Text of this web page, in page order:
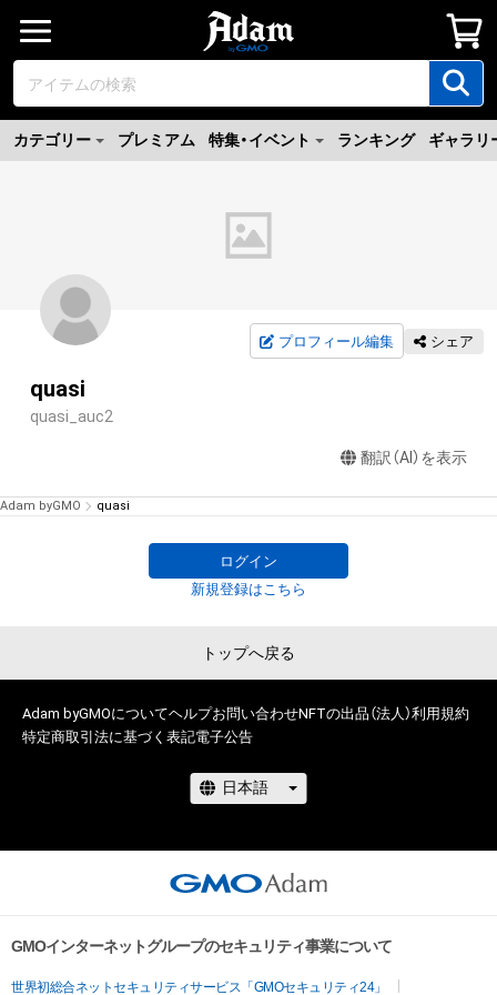
カテゴリー プレミアム 特集・イベント ランキング ギャラリ
プロフィール編集 シェア
quasi
quasi_auc2
翻訳（AI）を表示
Adam byGMO quasi
ログイン
新規登録はこちら
トップへ戻る
Adam byGMOについてヘルプお問い合わせNFTの出品（法人）利用規約
特定商取引法に基づく表記電子公告
GMOインターネットグループのセキュリティ事業について
世界初総合ネットセキュリティサービス「GMOセキュリティ24」